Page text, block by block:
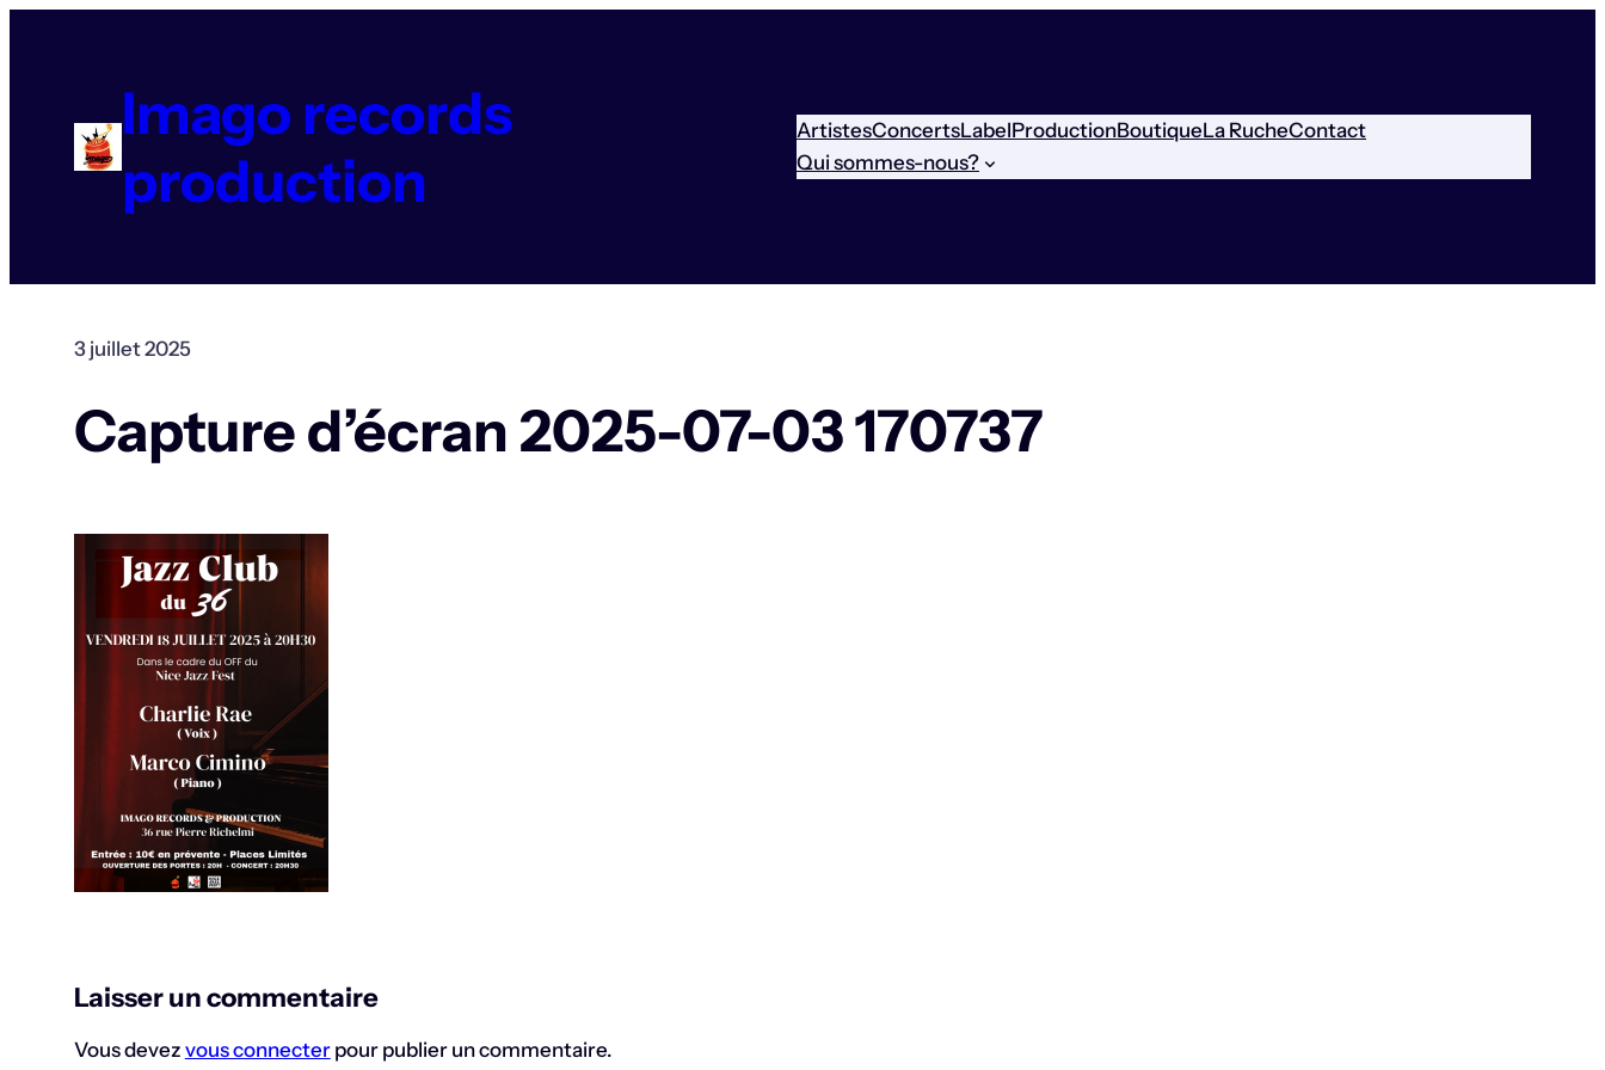
Imago records
production
ArtistesConcertsLabelProductionBoutiqueLa RucheContact
Qui sommes-nous?
3 juillet 2025
Capture d’écran 2025-07-03 170737
Laisser un commentaire
Vous devez vous connecterpour publier un commentaire.